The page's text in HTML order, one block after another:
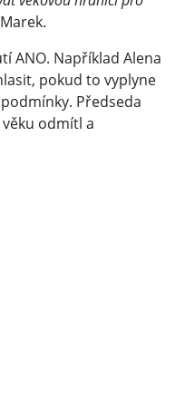
ANO. Například Alena
pokud to vyplyne
Předseda
odmítl a